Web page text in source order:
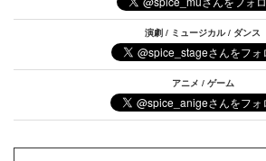
演劇 / ミュージカル / ダンス
アニメ / ゲーム